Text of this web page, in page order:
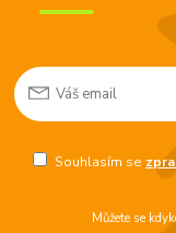
Souhlasím se
Můžete se